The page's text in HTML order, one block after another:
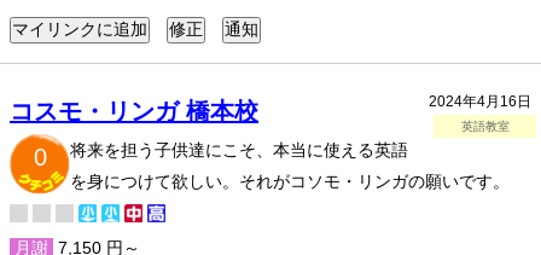
2024年4月16日
英語教室
コスモ・リンガ 橋本校
0
将来を担う子供達にこそ、本当に使える英語
を身につけて欲しい。それがコソモ・リンガの願いです。
月謝 7,150 円～